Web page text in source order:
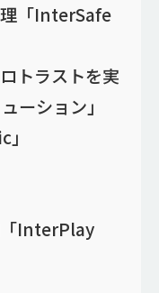
「InterSafe
トラストを実
ーション」
InterPlay